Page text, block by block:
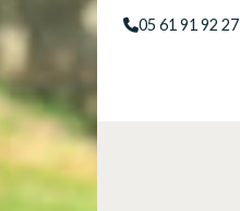
05 61 91 92 27